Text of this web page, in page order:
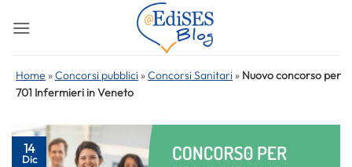
Home »Concorsi pubblici »Concorsi Sanitari » Nuovo concorso per
701 Infermieri in Veneto
14
Dic